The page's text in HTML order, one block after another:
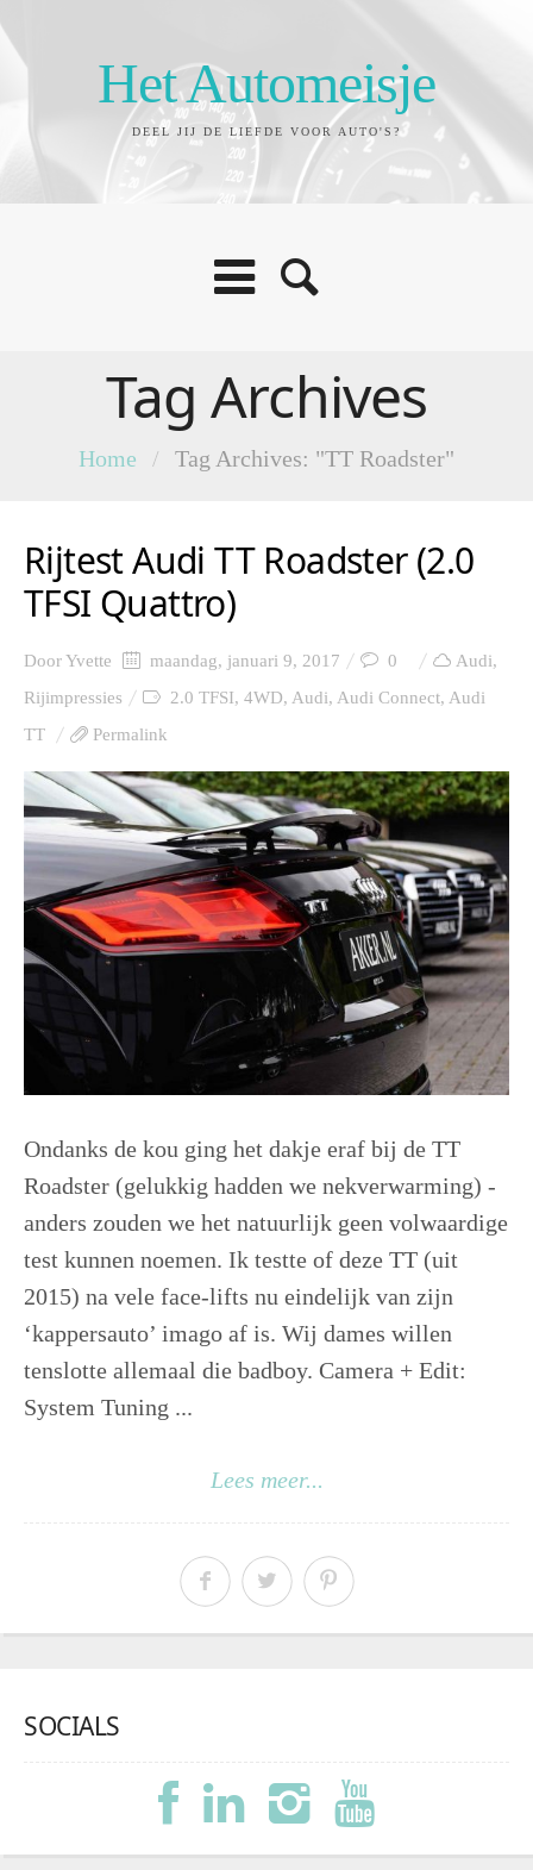
Het Automeisje
DEEL JIJ DE LIEFDE VOOR AUTO'S?
Tag Archives
Home / Tag Archives: "TT Roadster"
Rijtest Audi TT Roadster (2.0
TFSI Quattro)
DoorYvette maandag, januari 9, 2017 0 Audi,
Rijimpressies
2.0 TFSI, 4WD, Audi, Audi Connect, Audi
TT
Permalink
Ondanks de kou ging het dakje eraf bij de TT
Roadster (gelukkig hadden we nekverwarming) -
anders zouden we het natuurlijk geen volwaardige
test kunnen noemen. Ik testte of deze TT (uit
2015) na vele face-lifts nu eindelijk van zijn
‘kappersauto’ imago af is. Wij dames willen
tenslotte allemaal die badboy. Camera + Edit:
System Tuning ...
Lees meer...
SOCIALS